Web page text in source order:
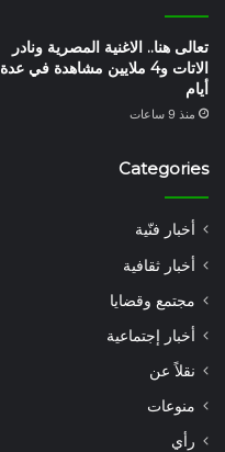
تعالى هنا.. الاغنية المصرية ونادر
الاتات و4 ملايين مشاهدة في عدة
أيام
منذ 9 ساعات
Categories
أخبار فنّية
أخبار ثقافية
مجتمع وقضايا
أخبار إجتماعية
نقلاً عن
منوعات
رأي